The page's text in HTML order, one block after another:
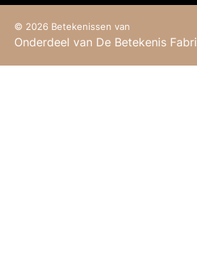
© 2026 Betekenissen van
Onderdeel van De Betekenis